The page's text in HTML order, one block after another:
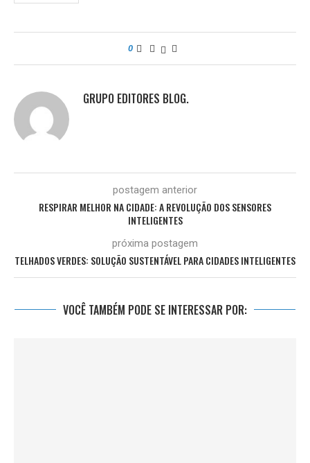
0
GRUPO EDITORES BLOG.
postagem anterior
RESPIRAR MELHOR NA CIDADE: A REVOLUÇÃO DOS SENSORES
INTELIGENTES
próxima postagem
TELHADOS VERDES: SOLUÇÃO SUSTENTÁVEL PARA CIDADES INTELIGENTES
VOCÊ TAMBÉM PODE SE INTERESSAR POR: